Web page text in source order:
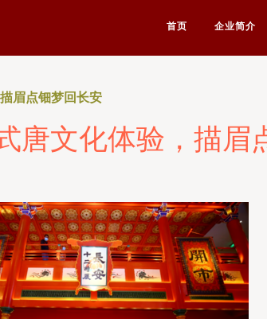
首页 企业简介
眉点钿梦回长安
唐文化体验，描眉